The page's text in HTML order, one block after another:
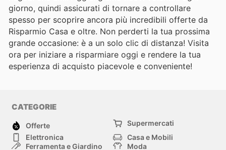
giorno, quindi assicurati di tornare a controllare
spesso per scoprire ancora più incredibili offerte da
Risparmio Casa e oltre. Non perderti la tua prossima
grande occasione: è a un solo clic di distanza! Visita
ora per iniziare a risparmiare oggi e rendere la tua
esperienza di acquisto piacevole e conveniente!
CATEGORIE
Offerte
Supermercati
Elettronica
Casa e Mobili
Ferramenta e Giardino
Moda